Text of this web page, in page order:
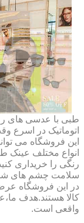
اتوماتیک در اسرع
این فروشگاه می
انواع مختلف عینک
رنگی را خریداری
سلامت چشم های
در این فروشگاه
کالا هستند.هدف
واقعی است.